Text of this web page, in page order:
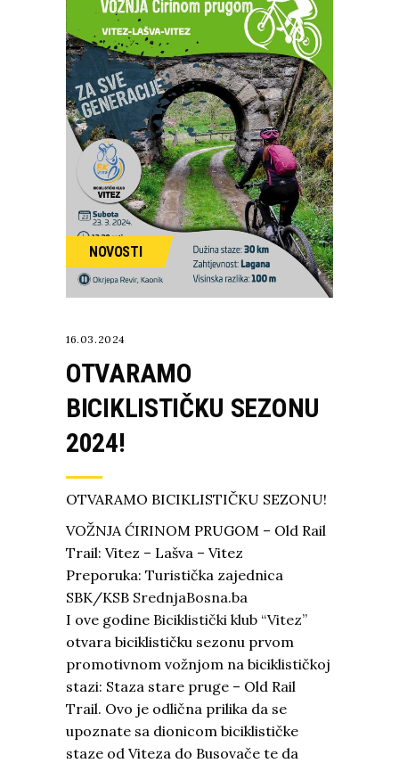
NOVOSTI
16.03.2024
OTVARAMO
BICIKLISTIČKU SEZONU
2024!
OTVARAMO BICIKLISTIČKU SEZONU!
VOŽNJA ĆIRINOM PRUGOM – Old Rail
Trail: Vitez – Lašva – Vitez
Preporuka: Turistička zajednica
SBK/KSB SrednjaBosna.ba
I ove godine Biciklistički klub “Vitez”
otvara biciklističku sezonu prvom
promotivnom vožnjom na biciklističkoj
stazi: Staza stare pruge – Old Rail
Trail. Ovo je odlična prilika da se
upoznate sa dionicom biciklističke
staze od Viteza do Busovače te da